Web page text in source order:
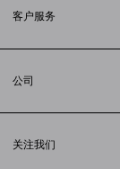
客户服务
配送方式
支付
常见问题解答
公司
法律问题
关注我们